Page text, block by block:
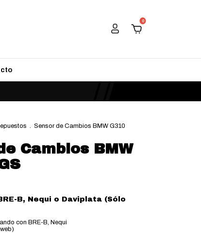
0
. Sensor de Cambios BMW G310
Cambios BMW
B, Nequi o Daviplata (Sólo
con BRE-B, Nequi